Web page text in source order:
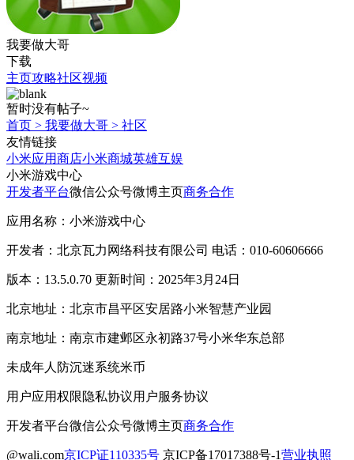
我要做大哥
下载
主页攻略社区视频
暂时没有帖子~
首页 > 我要做大哥 > 社区
友情链接
小米应用商店小米商城英雄互娱
小米游戏中心
开发者平台微信公众号微博主页商务合作
应用名称：小米游戏中心
开发者：北京瓦力网络科技有限公司 电话：010-60606666
版本：13.5.0.70 更新时间：2025年3月24日
北京地址：北京市昌平区安居路小米智慧产业园
南京地址：南京市建邺区永初路37号小米华东总部
未成年人防沉迷系统米币
用户应用权限隐私协议用户服务协议
开发者平台微信公众号微博主页商务合作
@wali.com京ICP证110335号 京ICP备17017388号-1营业执照